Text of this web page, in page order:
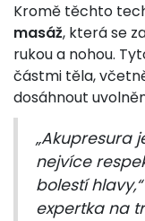
Kromě těchto
masáž, která se
rukou a nohou.
částmi těla,
dosáhnout
„Akupresura
nejvíce
bolestí
expertka na